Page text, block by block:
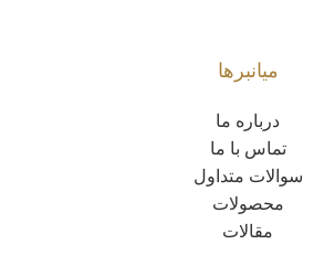
میانبرها
درباره ما
تماس با ما
سوالات متداول
محصولات
مقالات